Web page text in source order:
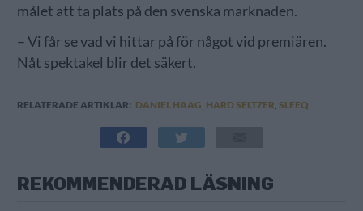
målet att ta plats på den svenska marknaden.
– Vi får se vad vi hittar på för något vid premiären.
Nåt spektakel blir det säkert.
RELATERADE ARTIKLAR: DANIEL HAAG, HARD SELTZER, SLEEQ
REKOMMENDERAD LÄSNING